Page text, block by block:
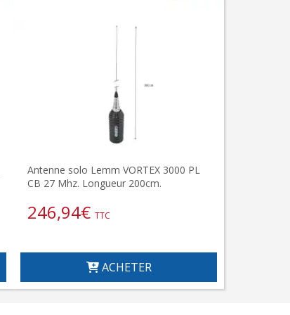
Antenne solo Lemm VORTEX 3000 PL
CB 27 Mhz. Longueur 200cm.
246,94€ TTC
ACHETER